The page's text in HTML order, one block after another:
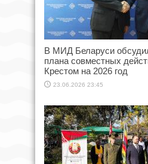
В МИД Беларуси
плана совместных
Крестом на 2026 год
23.06.2026 23:45